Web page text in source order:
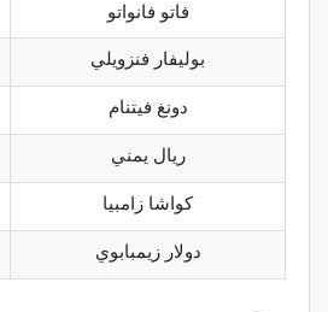
فاتو فانواتو
بوليفار فنزويلي
دونغ فيتنام
ريال يمني
كواشا زامبيا
دولار زيمبابوي